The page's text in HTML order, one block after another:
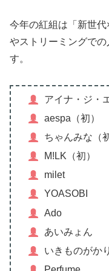
今年の紅組は「新世
やストリーミングで
す。
アイナ・ジ・
aespa（初）
ちゃんみな（
M!LK（初）
milet
YOASOBI
Ado
あいみょん
いきものがかり